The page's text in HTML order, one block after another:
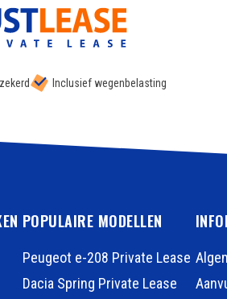
Inclusief wegenbelasting
POPULAIRE MODELLEN
Peugeot e-208 Private Lease
Dacia Spring Private Lease